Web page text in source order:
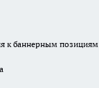
к баннерным позициям